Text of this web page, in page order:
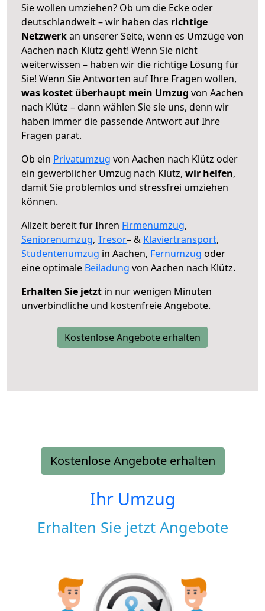
Sie wollen umziehen? Ob um die Ecke oder
deutschlandweit – wir haben das richtige
Netzwerkan unserer Seite, wenn es Umzüge von
Aachen nach Klütz geht! Wenn Sie nicht
weiterwissen – haben wir die richtige Lösung für
Sie! Wenn Sie Antworten auf Ihre Fragen wollen,
was kostet überhaupt mein Umzug von Aachen
nach Klütz – dann wählen Sie sie uns, denn wir
haben immer die passende Antwort auf Ihre
Fragen parat.
Ob ein Privatumzug von Aachen nach Klütz oder
ein gewerblicher Umzug nach Klütz, wir helfen,
damit Sie problemlos und stressfrei umziehen
können.
Allzeit bereit für Ihren Firmenumzug,
Seniorenumzug, Tresor– & Klaviertransport,
Studentenumzug in Aachen, Fernumzug oder
eine optimale Beiladung von Aachen nach Klütz.
Erhalten Sie jetzt in nur wenigen Minuten
unverbindliche und kostenfreie Angebote.
Kostenlose Angebote erhalten
Kostenlose Angebote erhalten
Ihr Umzug
Erhalten Sie jetzt Angebote